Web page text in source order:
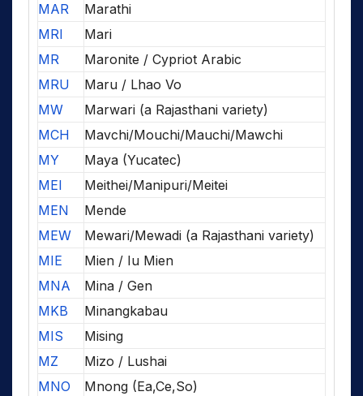
MAR
Marathi
MRI
Mari
MR
Maronite / Cypriot Arabic
MRU
Maru / Lhao Vo
MW
Marwari (a Rajasthani variety)
MCH
Mavchi/Mouchi/Mauchi/Mawchi
MY
Maya (Yucatec)
MEI
Meithei/Manipuri/Meitei
MEN
Mende
MEW
Mewari/Mewadi (a Rajasthani variety)
MIE
Mien / Iu Mien
MNA
Mina / Gen
MKB
Minangkabau
MIS
Mising
MZ
Mizo / Lushai
MNO
Mnong (Ea,Ce,So)